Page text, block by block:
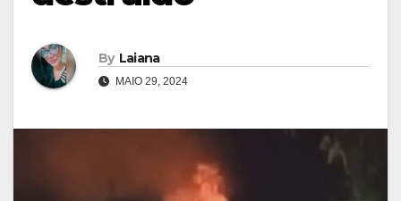
By Laiana
MAIO 29, 2024